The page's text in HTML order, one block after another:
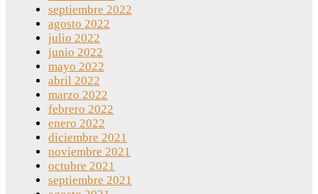
septiembre 2022
agosto 2022
julio 2022
junio 2022
mayo 2022
abril 2022
marzo 2022
febrero 2022
enero 2022
diciembre 2021
noviembre 2021
octubre 2021
septiembre 2021